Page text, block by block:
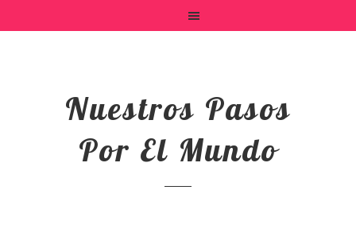
Nuestros Pasos
Por El Mundo